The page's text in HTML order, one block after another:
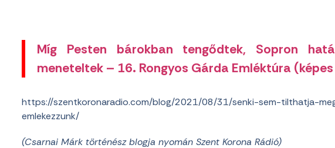
Míg Pesten bárokban tengődtek, Sopron
meneteltek – 16. Rongyos Gárda Emléktúra
https://szentkoronaradio.com/blog/2021/08/31/senki-sem-tilthatja-
emlekezzunk/
(Csarnai Márk történész blogja nyomán Szent Korona Rádió)